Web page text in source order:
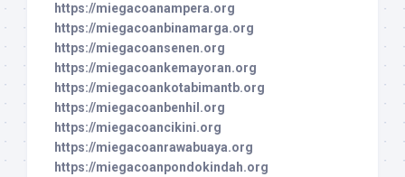
https://miegacoanampera.org
https://miegacoanbinamarga.org
https://miegacoansenen.org
https://miegacoankemayoran.org
https://miegacoankotabimantb.org
https://miegacoanbenhil.org
https://miegacoancikini.org
https://miegacoanrawabuaya.org
https://miegacoanpondokindah.org